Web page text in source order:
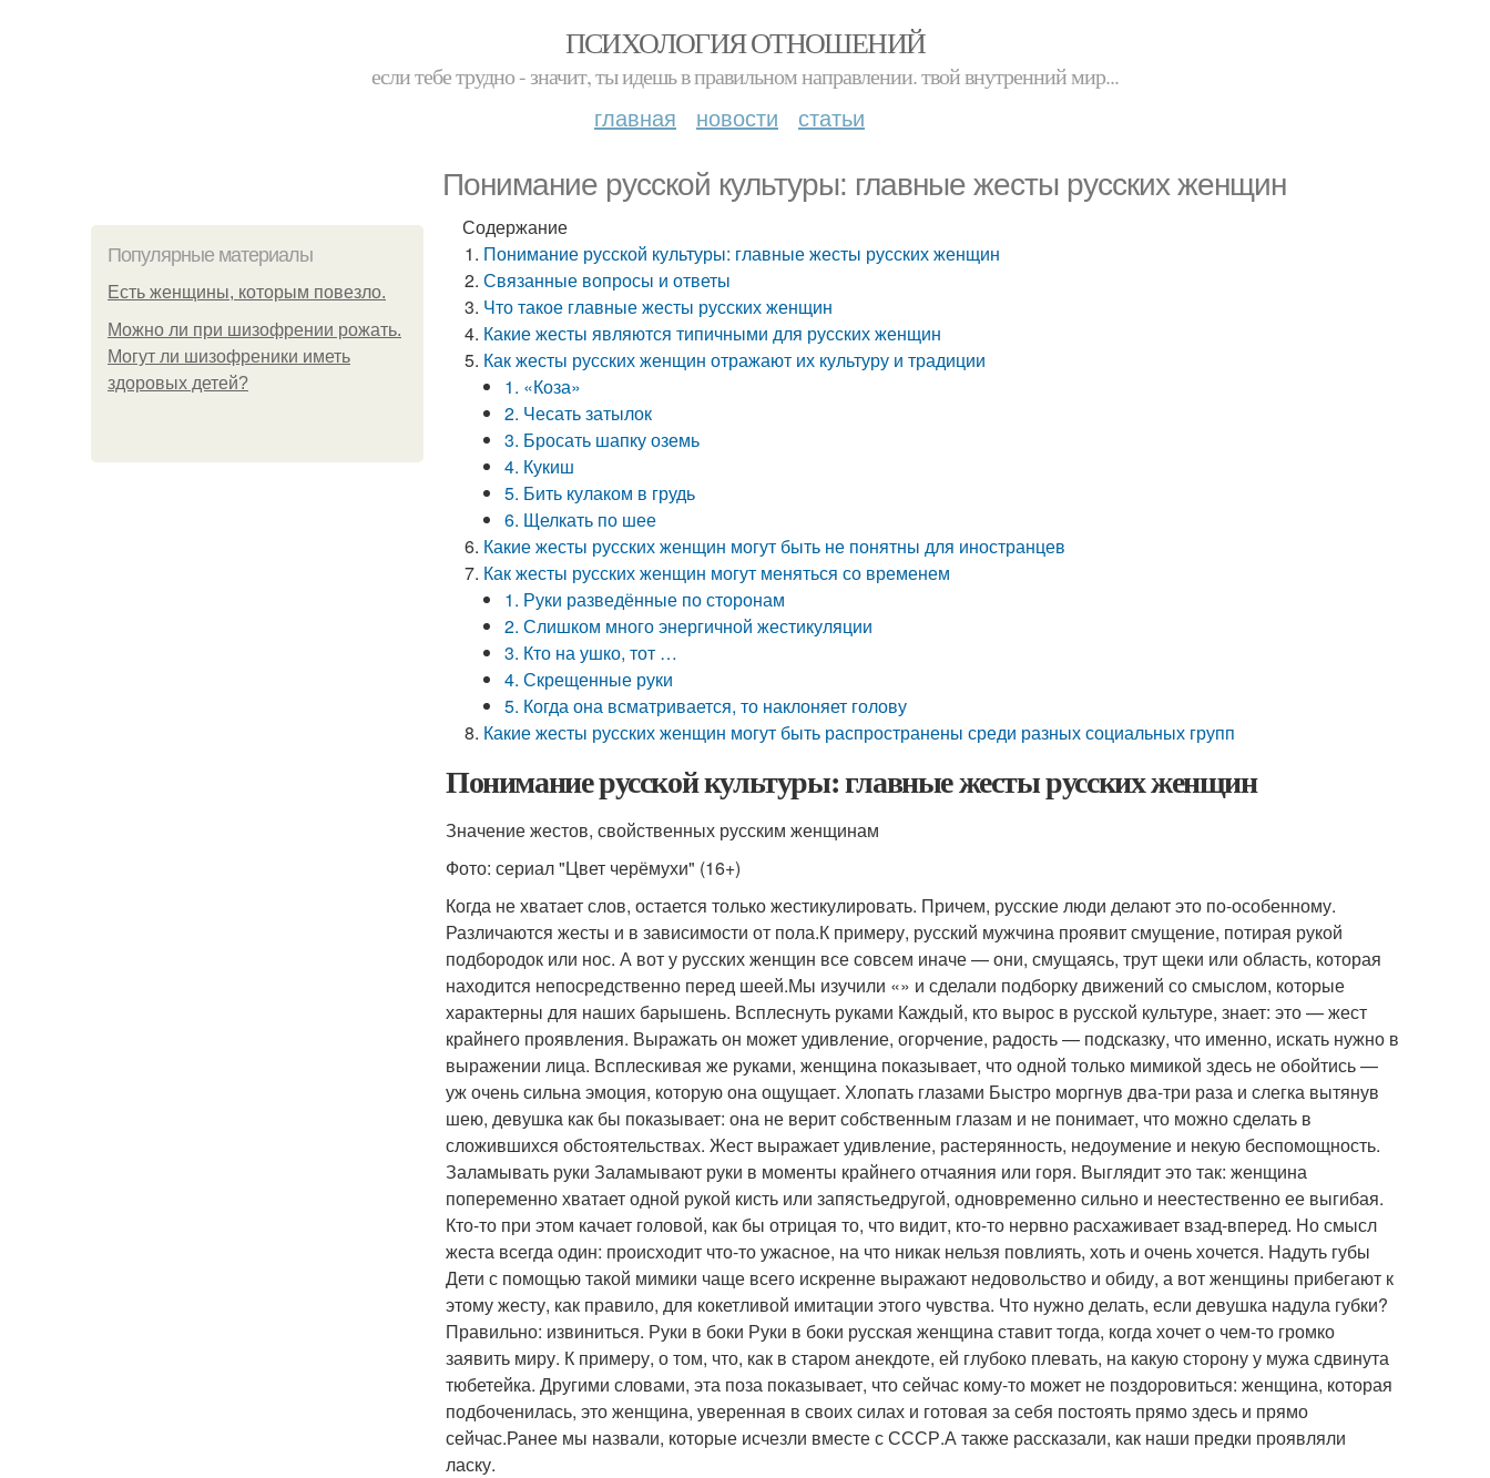
ПСИХОЛОГИЯ ОТНОШЕНИЙ
если тебе трудно - значит, ты идешь в правильном направлении. твой внутренний мир...
главная новости статьи
Понимание русской культуры: главные жесты русских женщин
Популярные материалы
Есть женщины, которым повезло.
Можно ли при шизофрении рожать.
Могут ли шизофреники иметь
здоровых детей?
Содержание
Понимание русской культуры: главные жесты русских женщин
Связанные вопросы и ответы
Что такое главные жесты русских женщин
Какие жесты являются типичными для русских женщин
Как жесты русских женщин отражают их культуру и традиции
1. «Коза»
2. Чесать затылок
3. Бросать шапку оземь
4. Кукиш
5. Бить кулаком в грудь
6. Щелкать по шее
Какие жесты русских женщин могут быть не понятны для иностранцев
Как жесты русских женщин могут меняться со временем
1. Руки разведённые по сторонам
2. Слишком много энергичной жестикуляции
3. Кто на ушко, тот …
4. Скрещенные руки
5. Когда она всматривается, то наклоняет голову
Какие жесты русских женщин могут быть распространены среди разных социальных групп
Понимание русской культуры: главные жесты русских женщин
Значение жестов, свойственных русским женщинам
Фото: сериал "Цвет черёмухи" (16+)
Когда не хватает слов, остается только жестикулировать. Причем, русские люди делают это по-особенному.
Различаются жесты и в зависимости от пола.К примеру, русский мужчина проявит смущение, потирая рукой
подбородок или нос. А вот у русских женщин все совсем иначе — они, смущаясь, трут щеки или область, которая
находится непосредственно перед шеей.Мы изучили «» и сделали подборку движений со смыслом, которые
характерны для наших барышень. Всплеснуть руками Каждый, кто вырос в русской культуре, знает: это — жест
крайнего проявления. Выражать он может удивление, огорчение, радость — подсказку, что именно, искать нужно в
выражении лица. Всплескивая же руками, женщина показывает, что одной только мимикой здесь не обойтись —
уж очень сильна эмоция, которую она ощущает. Хлопать глазами Быстро моргнув два-три раза и слегка вытянув
шею, девушка как бы показывает: она не верит собственным глазам и не понимает, что можно сделать в
сложившихся обстоятельствах. Жест выражает удивление, растерянность, недоумение и некую беспомощность.
Заламывать руки Заламывают руки в моменты крайнего отчаяния или горя. Выглядит это так: женщина
попеременно хватает одной рукой кисть или запястьедругой, одновременно сильно и неестественно ее выгибая.
Кто-то при этом качает головой, как бы отрицая то, что видит, кто-то нервно расхаживает взад-вперед. Но смысл
жеста всегда один: происходит что-то ужасное, на что никак нельзя повлиять, хоть и очень хочется. Надуть губы
Дети с помощью такой мимики чаще всего искренне выражают недовольство и обиду, а вот женщины прибегают к
этому жесту, как правило, для кокетливой имитации этого чувства. Что нужно делать, если девушка надула губки?
Правильно: извиниться. Руки в боки Руки в боки русская женщина ставит тогда, когда хочет о чем-то громко
заявить миру. К примеру, о том, что, как в старом анекдоте, ей глубоко плевать, на какую сторону у мужа сдвинута
тюбетейка. Другими словами, эта поза показывает, что сейчас кому-то может не поздоровиться: женщина, которая
подбоченилась, это женщина, уверенная в своих силах и готовая за себя постоять прямо здесь и прямо
сейчас.Ранее мы назвали, которые исчезли вместе с СССР.А также рассказали, как наши предки проявляли
ласку.